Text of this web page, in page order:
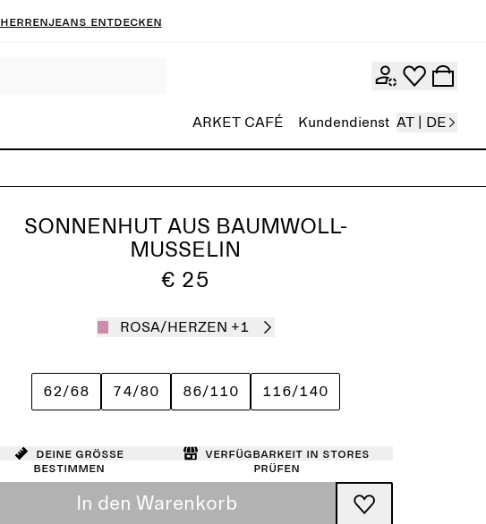
Herrenjeans entdecken
ARKET CAFÉ Kundendienst AT | DE
SONNENHUT AUS BAUMWOLL-
MUSSELIN
€ 25
ROSA/HERZEN +1
62/68 74/80 86/110 116/140
Deine Größe
bestimmen
Verfügbarkeit in Stores
prüfen
In den Warenkorb